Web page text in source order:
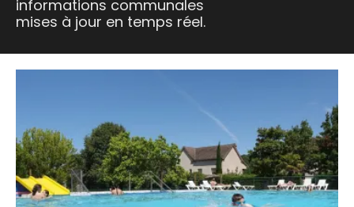
informations communales
mises à jour en temps réel.